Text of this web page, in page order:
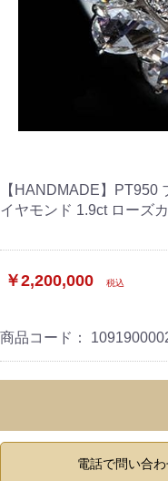
【HANDMADE】PT950
イヤモンド 1.9ct ローズ
￥2,200,000 税込
商品コード：
電話で問い合